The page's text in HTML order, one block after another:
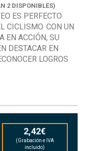
2 DISPONIBLES)
ES PERFECTO
CICLISMO. CON UN
EN ACCIÓN, SU
DESTACAR EN
LOGROS
2,42€
(Grabación e IVA
incluido)